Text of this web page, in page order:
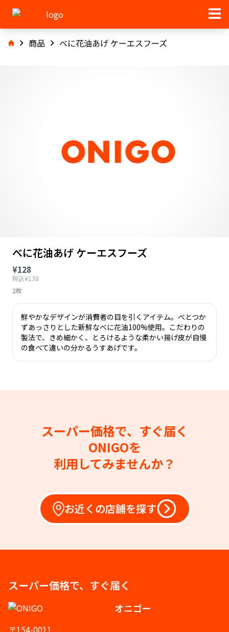
商品 べに花油あげ ケーエスフーズ
べに花油あげ ケーエスフーズ
¥128
税込¥138
2枚
鮮やかなデザインが消費者の目を引くアイテム。べとつか
ずあっさりとした新鮮なべに花油100%使用。こだわりの
製法で、きめ細かく、とろけるような柔かい揚げ皮が自慢
の食べて違いの分かるうすあげです。
スーパー価格で、すぐ届く
ONIGOを
利用してみませんか？
お近くの店舗を探す
スーパー価格で、すぐ届く
オニゴー